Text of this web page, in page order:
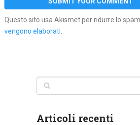
Questo sito usa Akismet per ridurre lo
vengono elaborati.
Articoli recenti